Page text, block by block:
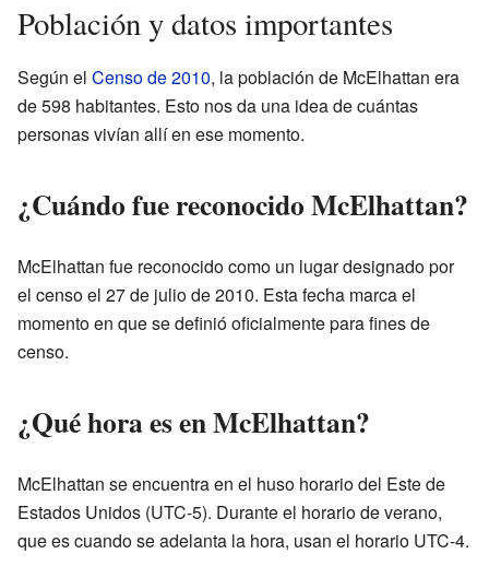
Población y datos importantes
Según el Censo de 2010, la población de McElhattan era
de 598 habitantes. Esto nos da una idea de cuántas
personas vivían allí en ese momento.
¿Cuándo fue reconocido McElhattan?
McElhattan fue reconocido como un lugar designado por
el censo el 27 de julio de 2010. Esta fecha marca el
momento en que se definió oficialmente para fines de
censo.
¿Qué hora es en McElhattan?
McElhattan se encuentra en el huso horario del Este de
Estados Unidos (UTC-5). Durante el horario de verano,
que es cuando se adelanta la hora, usan el horario UTC-4.